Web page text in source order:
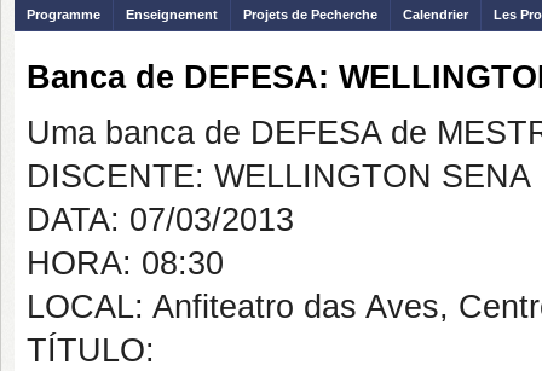
Programme
Enseignement Projets de Pecherche Calendrier Les
Banca de DEFESA:
Uma banca de DEFESA de
DISCENTE: WELLINGTON
DATA: 07/03/2013
HORA: 08:30
LOCAL: Anfiteatro das Aves,
TÍTULO: